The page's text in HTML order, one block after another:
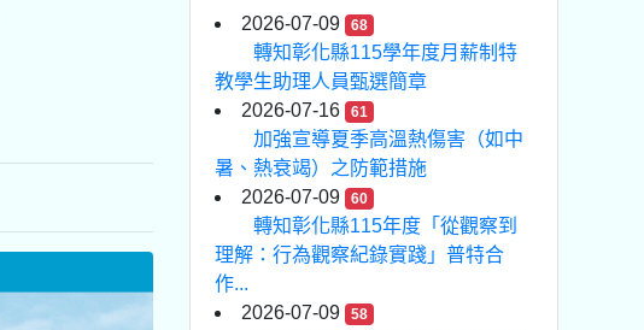
2026-07-09 68
轉知彰化縣115學年度月薪制特
教學生助理人員甄選簡章
2026-07-16
61
加強宣導夏季高溫熱傷害（如中
暑、熱衰竭）之防範措施
2026-07-09
60
轉知彰化縣115年度「從觀察到
理解：行為觀察紀錄實踐」普特合
作...
2026-07-09
58